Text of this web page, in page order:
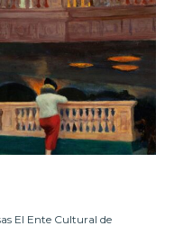
El Ente Cultural de